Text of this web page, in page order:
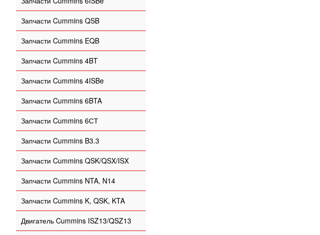
Запчасти Cummins QSB
Запчасти Cummins EQB
Запчасти Cummins 4BT
Запчасти Cummins 4ISBe
Запчасти Cummins 6BTA
Запчасти Cummins 6СТ
Запчасти Cummins B3.3
Запчасти Cummins QSK/QSX/ISX
Запчасти Cummins NTA, N14
Запчасти Cummins K, QSK, KTA
Двигатель Cummins ISZ13/QSZ13